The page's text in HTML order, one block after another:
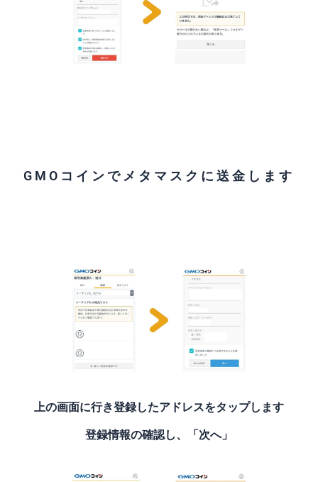
GMOコインでメタマスクに送金します
上の画面に行き登録したアドレスをタップします
登録情報の確認し、「次へ」